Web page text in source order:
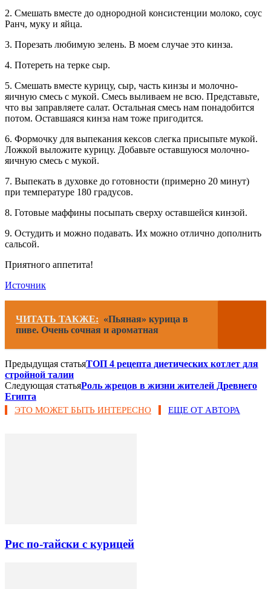
2. Смешать вместе до однородной консистенции молоко, соус
Ранч, муку и яйца.
3. Порезать любимую зелень. В моем случае это кинза.
4. Потереть на терке сыр.
5. Смешать вместе курицу, сыр, часть кинзы и молочно-
яичную смесь с мукой. Смесь выливаем не всю. Представьте,
что вы заправляете салат. Остальная смесь нам понадобится
потом. Оставшаяся кинза нам тоже пригодится.
6. Формочку для выпекания кексов слегка присыпьте мукой.
Ложкой выложите курицу. Добавьте оставшуюся молочно-
яичную смесь с мукой.
7. Выпекать в духовке до готовности (примерно 20 минут)
при температуре 180 градусов.
8. Готовые маффины посыпать сверху оставшейся кинзой.
9. Остудить и можно подавать. Их можно отлично дополнить
сальсой.
Приятного аппетита!
Источник
ЧИТАТЬ ТАКЖЕ: «Пьяная» курица в
пиве. Очень сочная и ароматная
Предыдущая статьяТОП 4 рецепта диетических котлет для
стройной талии
Следующая статьяРоль жрецов в жизни жителей Древнего
Египта
ЭТО МОЖЕТ БЫТЬ ИНТЕРЕСНО ЕЩЕ ОТ АВТОРА
Рис по-тайски с курицей